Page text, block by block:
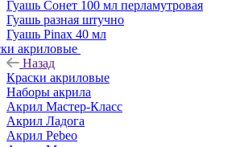
Гуашь Сонет 100 мл перламутровая
Гуашь разная штучно
Гуашь Pinax 40 мл
акриловые
Назад
Краски акриловые
Наборы акрила
Акрил Мастер-Класс
Акрил Ладога
Акрил Pebeo